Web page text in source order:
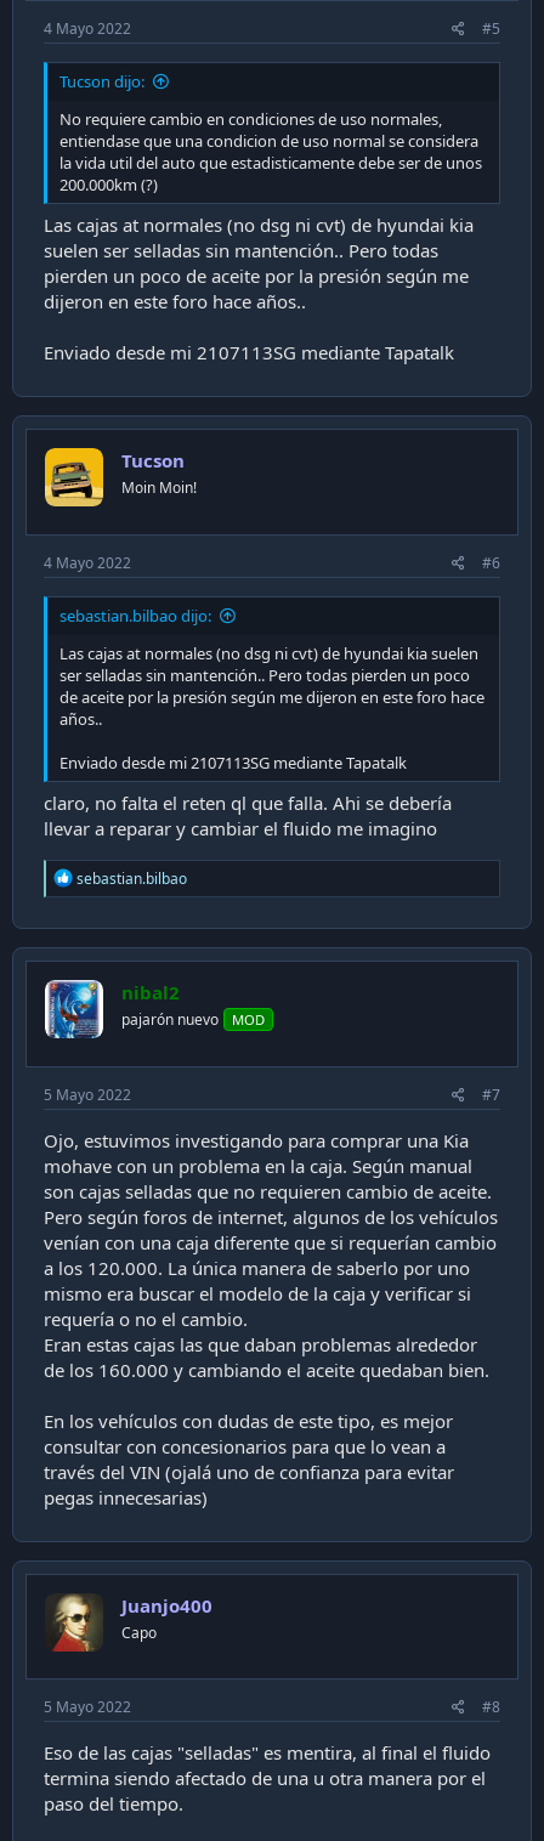
4 Mayo 2022 #5
Tucson dijo:
No requiere cambio en condiciones de uso normales,
entiendase que una condicion de uso normal se considera
la vida util del auto que estadisticamente debe ser de unos
200.000km (?)
Las cajas at normales (no dsg ni cvt) de hyundai kia
suelen ser selladas sin mantención.. Pero todas
pierden un poco de aceite por la presión según me
dijeron en este foro hace años..
Enviado desde mi 2107113SG mediante Tapatalk
Tucson
Moin Moin!
4 Mayo 2022 #6
sebastian.bilbao dijo:
Las cajas at normales (no dsg ni cvt) de hyundai kia suelen
ser selladas sin mantención.. Pero todas pierden un poco
de aceite por la presión según me dijeron en este foro hace
años..
Enviado desde mi 2107113SG mediante Tapatalk
claro, no falta el reten ql que falla. Ahi se debería
llevar a reparar y cambiar el fluido me imagino
R
e
c
t
o
n
s
sebastian.bilbao
nibal2
pajarón nuevo MOD
5 Mayo 2022 #7
Ojo, estuvimos investigando para comprar una Kia
mohave con un problema en la caja. Según manual
son cajas selladas que no requieren cambio de aceite.
Pero según foros de internet, algunos de los vehículos
venían con una caja diferente que si requerían cambio
a los 120.000. La única manera de saberlo por uno
mismo era buscar el modelo de la caja y verificar si
requería o no el cambio.
Eran estas cajas las que daban problemas alrededor
de los 160.000 y cambiando el aceite quedaban bien.
En los vehículos con dudas de este tipo, es mejor
consultar con concesionarios para que lo vean a
través del VIN (ojalá uno de confianza para evitar
pegas innecesarias)
Juanjo400
Capo
5 Mayo 2022 #8
Eso de las cajas "selladas" es mentira, al final el fluido
termina siendo afectado de una u otra manera por el
paso del tiempo.